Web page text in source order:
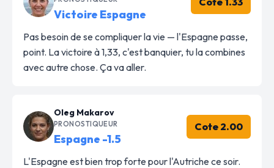
Victoire Espagne
Pas besoin de se compliquer la vie — l'Espagne passe,
point. La victoire à 1,33, c'est banquier, tu la combines
avec autre chose. Ça va aller.
Oleg Makarov
PRONOSTIQUEUR
Espagne -1.5
Cote 2.00
L'Espagne est bien trop forte pour l'Autriche ce soir.